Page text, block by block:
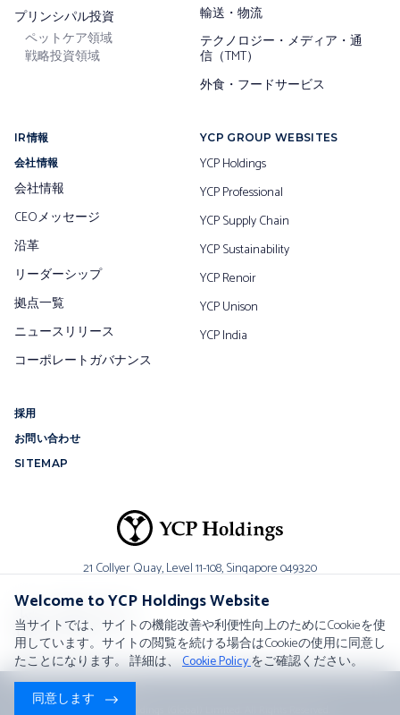
Welcome to YCP Holdings Website
当サイトでは、サイトの機能改善や利便性向上のためにCookieを使
用しています。サイトの閲覧を続ける場合はCookieの使用に同意し
たことになります。 詳細は、 Cookie Policyをご確認ください。
同意します
21 Collyer Quay, Level 11-108,Singapore 049320
お問い合わせ
各国拠点一覧
プリンシパル投資
ペットケア領域
戦略投資領域
輸送・物流
テクノロジー・メディア・通
信（TMT）
外食・フードサービス
IR情報
会社情報
会社情報
CEOメッセージ
沿革
リーダーシップ
拠点一覧
ニュースリリース
コーポレートガバナンス
採用
お問い合わせ
SITEMAP
YCP GROUP WEBSITES
YCP Holdings
YCP Professional
YCP Supply Chain
YCP Sustainability
YCP Renoir
YCP Unison
YCP India
Privacy Policy • Cookie Policy
Copyright © 2026 by